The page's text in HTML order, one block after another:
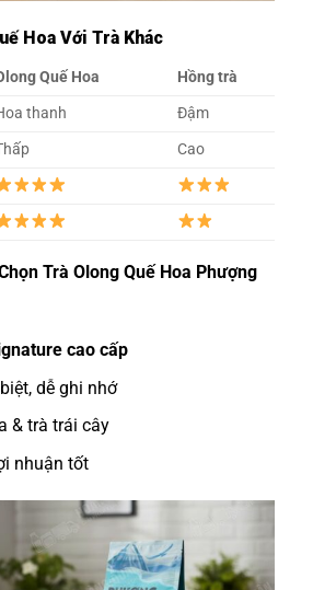
Hoa Với Trà Khác
Quế Hoa
Hồng trà
thanh
Đậm
Cao
Trà Olong Quế Hoa Phượng
cao cấp
dễ ghi nhớ
& trà trái cây
nhuận tốt